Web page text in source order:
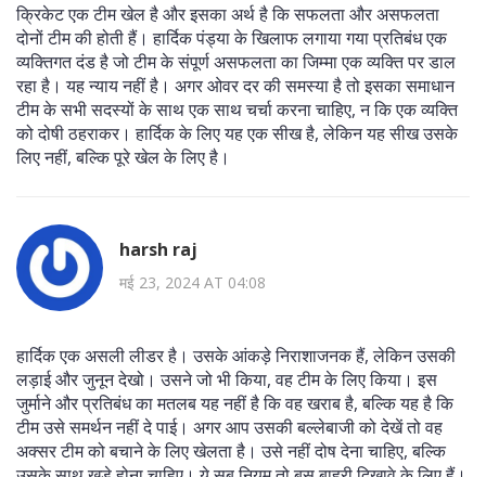
क्रिकेट एक टीम खेल है और इसका अर्थ है कि सफलता और असफलता
दोनों टीम की होती हैं। हार्दिक पंड्या के खिलाफ लगाया गया प्रतिबंध एक
व्यक्तिगत दंड है जो टीम के संपूर्ण असफलता का जिम्मा एक व्यक्ति पर डाल
रहा है। यह न्याय नहीं है। अगर ओवर दर की समस्या है तो इसका समाधान
टीम के सभी सदस्यों के साथ एक साथ चर्चा करना चाहिए, न कि एक व्यक्ति
को दोषी ठहराकर। हार्दिक के लिए यह एक सीख है, लेकिन यह सीख उसके
लिए नहीं, बल्कि पूरे खेल के लिए है।
harsh raj
मई 23, 2024 AT 04:08
हार्दिक एक असली लीडर है। उसके आंकड़े निराशाजनक हैं, लेकिन उसकी
लड़ाई और जुनून देखो। उसने जो भी किया, वह टीम के लिए किया। इस
जुर्माने और प्रतिबंध का मतलब यह नहीं है कि वह खराब है, बल्कि यह है कि
टीम उसे समर्थन नहीं दे पाई। अगर आप उसकी बल्लेबाजी को देखें तो वह
अक्सर टीम को बचाने के लिए खेलता है। उसे नहीं दोष देना चाहिए, बल्कि